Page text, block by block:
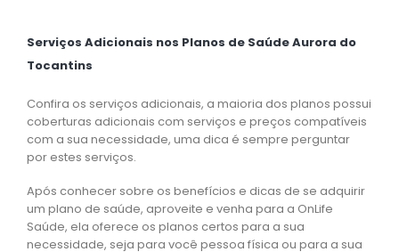
Serviços Adicionais nos Planos de Saúde Aurora do
Tocantins
Confira os serviços adicionais, a maioria dos planos possui
coberturas adicionais com serviços e preços compatíveis
com a sua necessidade, uma dica é sempre perguntar
por estes serviços.
Após conhecer sobre os benefícios e dicas de se adquirir
um plano de saúde, aproveite e venha para a OnLife
Saúde, ela oferece os planos certos para a sua
necessidade, seja para você pessoa física ou para a sua